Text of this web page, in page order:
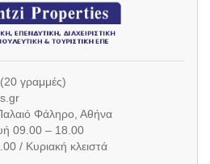
γραμμές)
Φάληρο, Αθήνα
09.00 – 18.00
/ Κυριακή κλειστά